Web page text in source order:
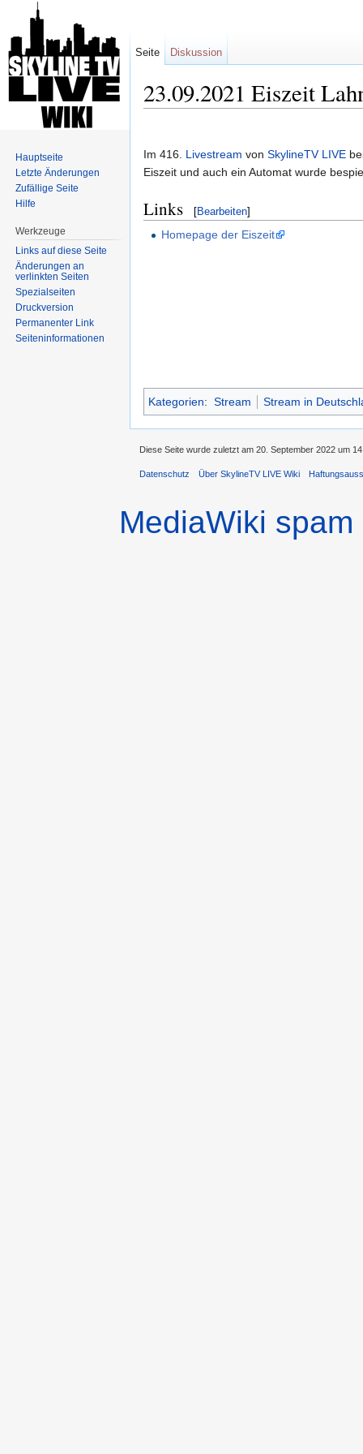
23.09.2021 Eiszeit
Im 416. Livestream von SkylineTV LIVE
Eiszeit und auch ein Automat wurde
Links [Bearbeiten]
Homepage der Eiszeit
Kategorien: Stream Stream in
Seite Diskussion
Hauptseite
Letzte Änderungen
Zufällige Seite
Hilfe
Werkzeuge
Links auf diese Seite
Änderungen an
verlinkten Seiten
Spezialseiten
Druckversion
Permanenter Link
Seiten­informationen
Diese Seite wurde zuletzt am 20. September 2022 um
Datenschutz Über SkylineTV LIVE Wiki
MediaWiki spam